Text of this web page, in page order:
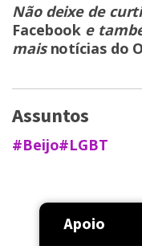
Não deixe de
Facebook e
mais notícias do
Assuntos
#Beijo#LGBT
Apoio